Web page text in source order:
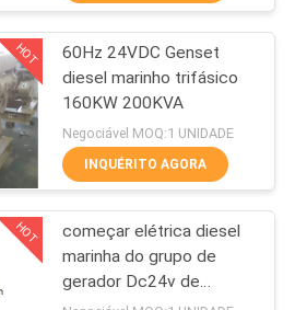
gerador
cummins
175
gerador
HOT
60Hz 24VDC Genset
diesel marinho trifásico
160KW 200KVA
Negociável MOQ:1 UNIDADE
INQUÉRITO AGORA
HOT
começar elétrica diesel
marinha do grupo de
gerador Dc24v de